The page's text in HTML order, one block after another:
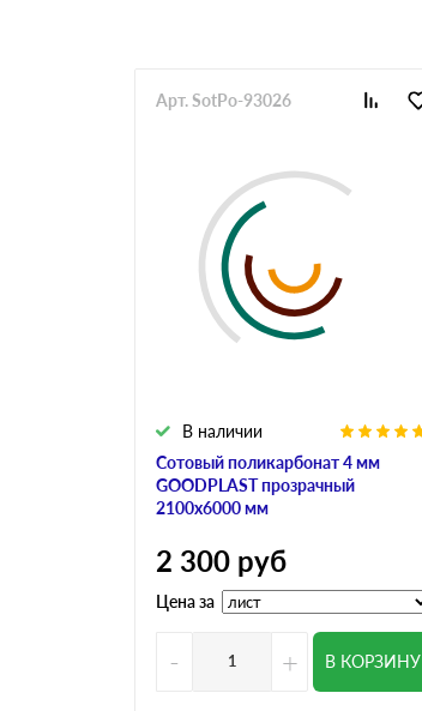
Сотовый поликарбонат 4 мм
GOODPLAST прозрачный
2100х6000 мм
В наличии
Арт. SotPo-93026
2 300 руб
Цена за
- + В КОРЗИНУ